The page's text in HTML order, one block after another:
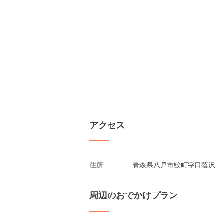
アクセス
住所 青森県八戸市鮫町字日蔭沢
周辺のおでかけプラン